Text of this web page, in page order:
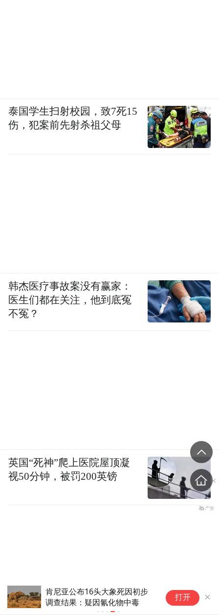
肯尼亚公布16头大象死因初步
调查结果：疑因氰化物中毒
打开
泰国学生扫射校园，致7死15
伤，犯案前先射杀祖父母
韩杰医疗事故案没有赢家：
医生们都在关注，他到底冤
不冤？
英国“死神”爬上医院屋顶凝
视50分钟，被罚200英镑